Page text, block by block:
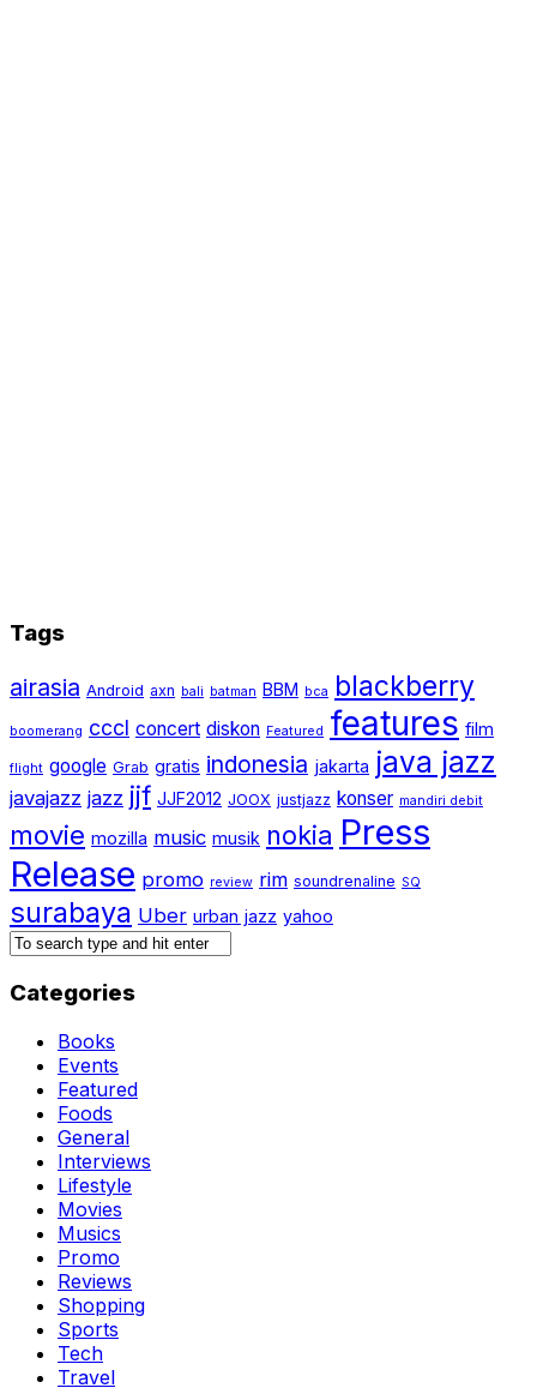
Tags
airasia Android axn bali batman BBM bca blackberry
boomerang cccl concert diskon Featured features film
flight google Grab gratis indonesia jakarta java jazz
javajazz jazz jjf JJF2012 JOOX justjazz konser mandiri debit
movie mozilla music musik nokia Press
Release promo review rim soundrenaline SQ
surabaya Uber urban jazz yahoo
Categories
Books
Events
Featured
Foods
General
Interviews
Lifestyle
Movies
Musics
Promo
Reviews
Shopping
Sports
Tech
Travel